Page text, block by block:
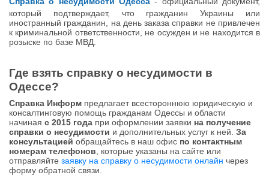
который подтверждает, что гражданин Украины или
иностранный гражданин,
на день заказа справки не привлечен
к криминальной ответственности, не осужден и не находится в
розыске по базе МВД.
Где взять справку о несудимости в
Одессе?
Справка Информ предлагает всестороннюю юридическую и
консалтинговую помощь гражданам Одессы и области
начиная с 2015 года при оформлении заявки на получение
справки о несудимости и дополнительных услуг к ней. За
консультацией обращайтесь в наш офис по контактным
номерам телефонов , которые указаны на сайте или
отправляйте заявку на справку о несудимости онлайн через
форму обратной связи.